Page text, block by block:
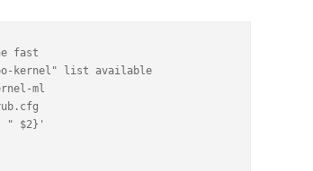
fast
kernel" list available
ml
" $2}'